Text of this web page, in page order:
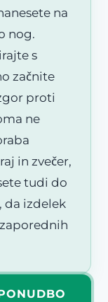
na
nog.
s
začnite
proti
ne
in zvečer,
tudi do
da izdelek